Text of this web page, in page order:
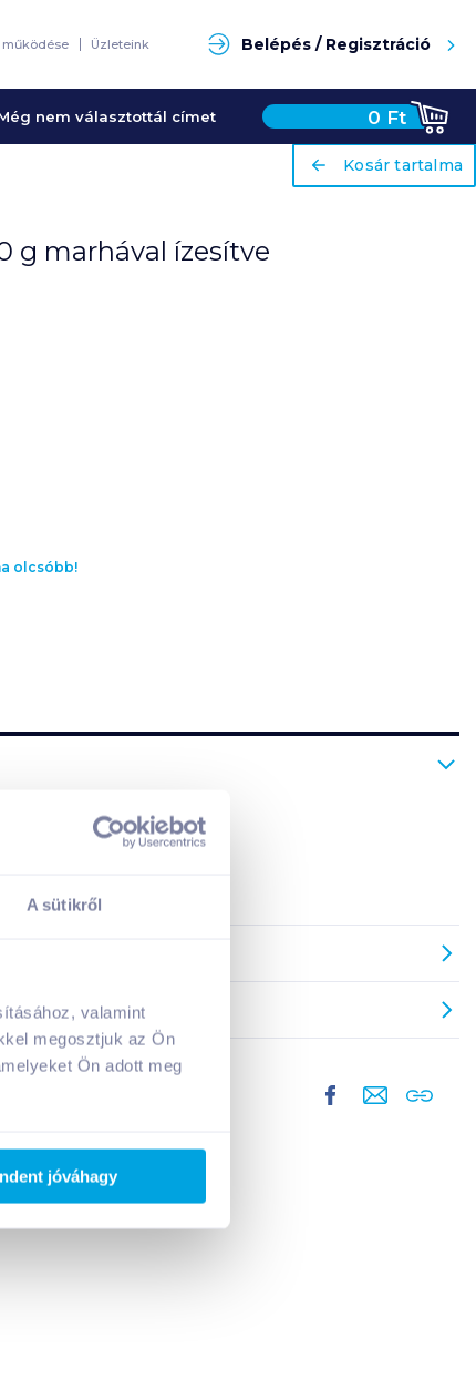
A sütikről
valamint
megosztjuk az Ön
Ön adott meg
jóváhagy
Üzleteink Belépés / Regisztráció
nem választottál címet 0 Ft
ariaLabel
Kosár tartalma
Kosár tartalma
Adj hozzá termékeket!
g marhával ízesítve
olcsóbb!